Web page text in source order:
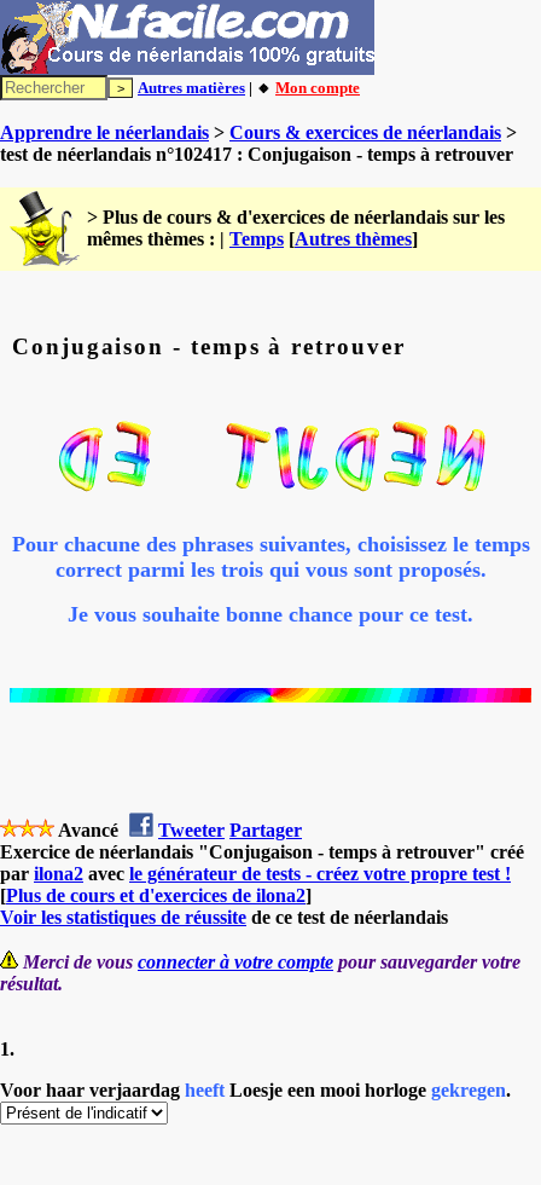
Autres matières | 🔸 Mon compte
Apprendre le néerlandais > Cours & exercices de néerlandais >
test de néerlandais n°102417 : Conjugaison - temps à retrouver
> Plus de cours & d'exercices de néerlandais sur les
mêmes thèmes : | Temps [Autres thèmes]
Conjugaison - temps à retrouver
Pour chacune des phrases suivantes, choisissez le temps
correct parmi les trois qui vous sont proposés.
Je vous souhaite bonne chance pour ce test.
Avancé Tweeter Partager
Exercice de néerlandais "Conjugaison - temps à retrouver" créé
par ilona2 avec le générateur de tests - créez votre propre test !
[Plus de cours et d'exercices de ilona2]
Voir les statistiques de réussite de ce test de néerlandais
Merci de vous connecter à votre compte pour sauvegarder votre
résultat.
1.
Voor haar verjaardag heeft Loesje een mooi horloge gekregen.